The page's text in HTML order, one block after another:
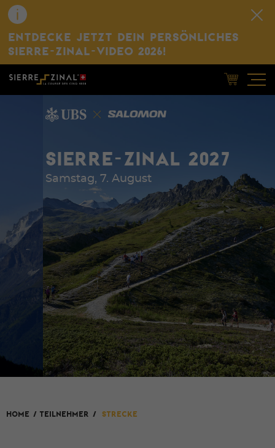
ENTDECKE JETZT DEIN PERSÖNLICHES
SIERRE-ZINAL-VIDEO 2026!
SIERRE-ZINAL 2027
Samstag, 7. August
HOME / Teilnehmer / Strecke